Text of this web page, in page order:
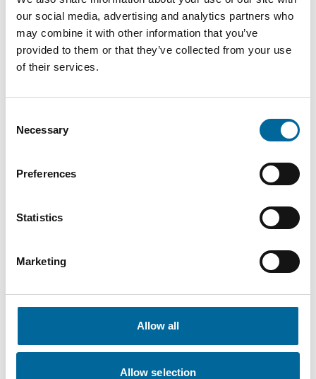
our social media, advertising and analytics partners who
may combine it with other information that you’ve
provided to them or that they’ve collected from your use
of their services.
Selection
Necessary
Preferences
Statistics
Marketing
Allow all
Allow selection
Salesperson / KAM
+46 481 750 883